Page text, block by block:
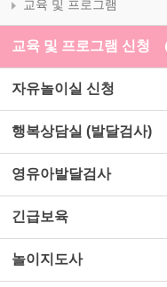
교육 및 프로그램
교육 및 프로그램 신청
자유놀이실 신청
행복상담실 (발달검사)
영유아발달검사
긴급보육
놀이지도사